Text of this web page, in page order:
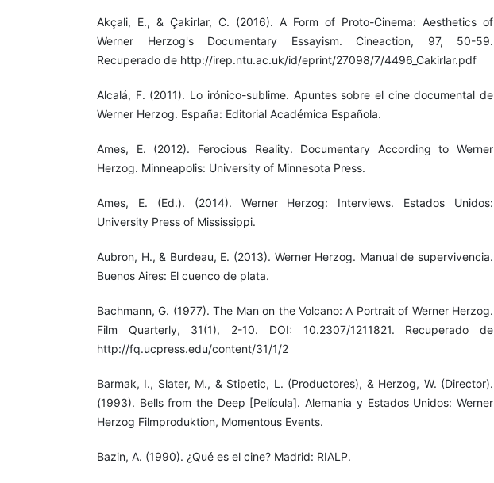
Akçali, E., & Çakirlar, C. (2016). A Form of Proto-Cinema: Aesthetics of
Werner Herzog's Documentary Essayism. Cineaction, 97, 50-59.
Recuperado de http://irep.ntu.ac.uk/id/eprint/27098/7/4496_Cakirlar.pdf
Alcalá, F. (2011). Lo irónico-sublime. Apuntes sobre el cine documental de
Werner Herzog. España: Editorial Académica Española.
Ames, E. (2012). Ferocious Reality. Documentary According to Werner
Herzog. Minneapolis: University of Minnesota Press.
Ames, E. (Ed.). (2014). Werner Herzog: Interviews. Estados Unidos:
University Press of Mississippi.
Aubron, H., & Burdeau, E. (2013). Werner Herzog. Manual de supervivencia.
Buenos Aires: El cuenco de plata.
Bachmann, G. (1977). The Man on the Volcano: A Portrait of Werner Herzog.
Film Quarterly, 31(1), 2-10. DOI: 10.2307/1211821. Recuperado de
http://fq.ucpress.edu/content/31/1/2
Barmak, I., Slater, M., & Stipetic, L. (Productores), & Herzog, W. (Director).
(1993). Bells from the Deep [Película]. Alemania y Estados Unidos: Werner
Herzog Filmproduktion, Momentous Events.
Bazin, A. (1990). ¿Qué es el cine? Madrid: RIALP.